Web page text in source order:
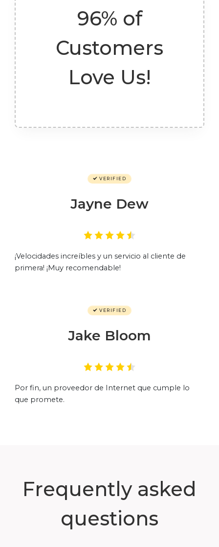
96% of
Customers
Love Us!
VERIFIED
Jayne Dew
¡Velocidades increíbles y un servicio al cliente de
primera! ¡Muy recomendable!
VERIFIED
Jake Bloom
Por fin, un proveedor de Internet que cumple lo
que promete.
Frequently asked
questions